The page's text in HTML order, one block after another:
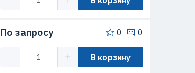
По запросу 0 0
В корзину